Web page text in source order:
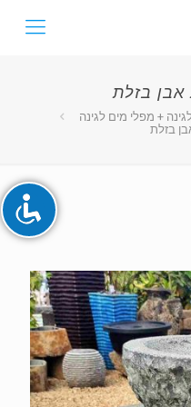
בזלת
+ מפלי מים לגינה
בזלת